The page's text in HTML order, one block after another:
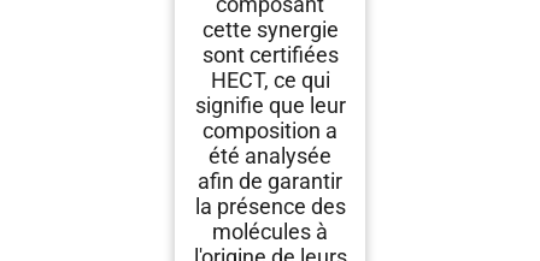
cette synergie
sont certifiées
HECT, ce qui
signifie que leur
composition a
été analysée
afin de garantir
la présence des
molécules à